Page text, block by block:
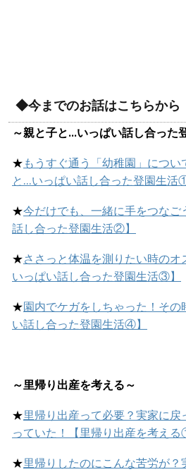
◆今までのお話はこちらから
～親と子と…いっぱい話し合った
★ もうすぐ通う「幼稚園」につ
と…いっぱい話し合った登園生活①
★今だけでも、一緒に手をつな
話し合った登園生活②】
★ささっと体温を測りたい時の
いっぱい話し合った登園生活③】
★園内でケガをしちゃった！そ
い話し合った登園生活④】
～里帰り出産を考える～
★里帰り出産って必要？実家に
っていた！【里帰り出産を考える
★里帰りしたのにこんな苦労が